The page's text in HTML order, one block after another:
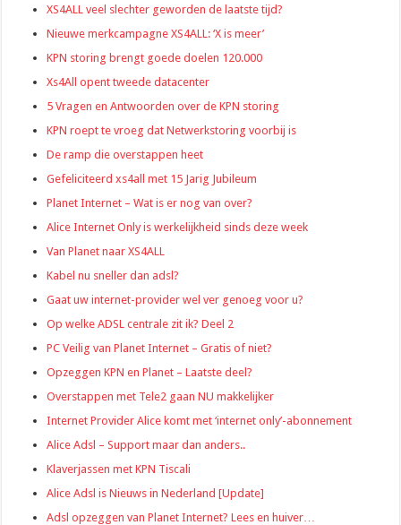
XS4ALL veel slechter geworden de laatste tijd?
Nieuwe merkcampagne XS4ALL: ‘X is meer’
KPN storing brengt goede doelen 120.000
Xs4All opent tweede datacenter
5 Vragen en Antwoorden over de KPN storing
KPN roept te vroeg dat Netwerkstoring voorbij is
De ramp die overstappen heet
Gefeliciteerd xs4all met 15 Jarig Jubileum
Planet Internet – Wat is er nog van over?
Alice Internet Only is werkelijkheid sinds deze week
Van Planet naar XS4ALL
Kabel nu sneller dan adsl?
Gaat uw internet-provider wel ver genoeg voor u?
Op welke ADSL centrale zit ik? Deel 2
PC Veilig van Planet Internet – Gratis of niet?
Opzeggen KPN en Planet – Laatste deel?
Overstappen met Tele2 gaan NU makkelijker
Internet Provider Alice komt met ‘internet only’-abonnement
Alice Adsl – Support maar dan anders..
Klaverjassen met KPN Tiscali
Alice Adsl is Nieuws in Nederland [Update]
Adsl opzeggen van Planet Internet? Lees en huiver…